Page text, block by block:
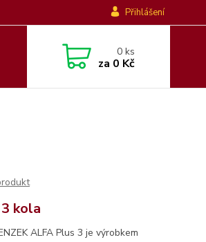
Přihlášení
0ks
za 0 Kč
kola
ALFA Plus 3 je výrobkem